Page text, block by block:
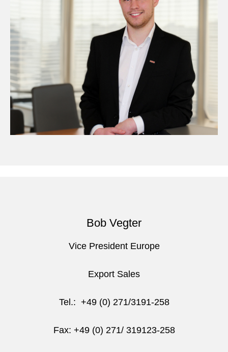
Bob Vegter
Vice President Europe
Export Sales
Tel.: +49 (0) 271/3191-258
Fax: +49 (0) 271/ 319123-258